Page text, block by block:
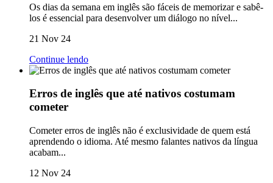
Os dias da semana em inglês são fáceis de memorizar e sabê-
los é essencial para desenvolver um diálogo no nível...
21 Nov 24
Continue lendo
Erros de inglês que até nativos costumam
cometer
Cometer erros de inglês não é exclusividade de quem está
aprendendo o idioma. Até mesmo falantes nativos da língua
acabam...
12 Nov 24